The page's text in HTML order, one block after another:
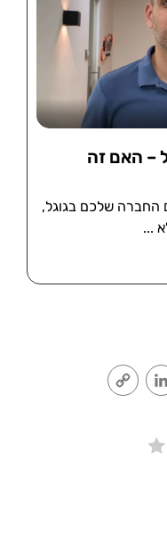
– האם זה
שלכם בגוגל,
LinkedIn